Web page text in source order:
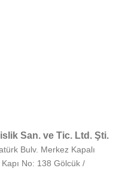
San. ve Tic. Ltd. Şti.
Bulv. Merkez Kapalı
No: 138 Gölcük /